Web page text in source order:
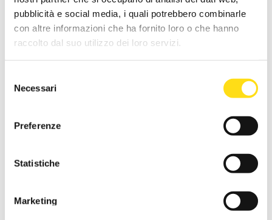
pubblicità e social media, i quali potrebbero combinarle
con altre informazioni che ha fornito loro o che hanno
raccolto dal suo utilizzo dei loro servizi.
delNecessari
Preferenze
Statistiche
Marketing
Messaggio
679/2016 del 27 aprile 2016 relativo alla protezione delle persone
fisiche con riguardo al trattamento dei dati personali “Regolamento o